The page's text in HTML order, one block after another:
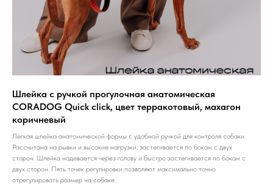
Шлейка с ручкой прогулочная анатомическая
CORADOG Quick click, цвет терракотовый, махагон
коричневый
Легкая шлейка анатомической формы с удобной ручкой для контроля собаки.
Рассчитана на рывки и высокие нагрузки, застегивается по бокам с двух
сторон. Шлейка надевается через голову и быстро застегивается по бокам с
двух сторон. Пять точек регулировки позволяют максимально точно
отрегулировать размер на собаке.